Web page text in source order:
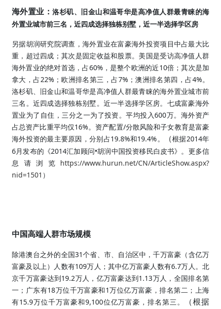
海外置业：洛杉矶、旧金山和温哥华是高净值人群最青睐的海
外置业城市前三名，近四成选择独栋别墅，近一半选择学区房
另据胡润研究院调查，海外置业在富豪海外投资项目中占最大比
重，超过四成；其次是固定收益和股票。美国是受访高净值人群
海外置业的绝对首选，占60% ，是整个欧洲的近 10倍；其次是加
拿大，占22% ；欧洲排名第三，占7% ；澳洲排名第四，占4%。
洛杉矶、旧金山和温哥华是高净值人群最青睐的海外置业城市前
三名。近四成选择独栋别墅。近一半选择学区房。七成富豪海外
置业为了自住，三分之一为了投资。平均投入600万。海外资产
占总资产比重平均仅 16%。资产配置/分散风险和子女教育是富豪
海外投资的最主要原因，分别占19.8%和 19.4% 。 （根据2014年
6月发布的《2014汇加顾问 •胡润中国投资移民白皮书》。更多信
息请浏览 https://www.hurun.net/CN/ArticleShow.aspx?
nid=1501 ）
中国高端人群市场规模
除港澳台之外的全国 31 个省、市、自治区中，千万富豪（含亿万
富豪及以上）人数有109万人；其中亿万富豪人数有6.7万人。北
京千万富豪达到 19.2万人，亿万富豪达到 1.13万人，全国排名第
一；广东有18万位千万富豪和 1 万位亿万富豪，排名第二；上海
有15.9万位千万富豪和 9,100位亿万富豪，排名第三。 （根据